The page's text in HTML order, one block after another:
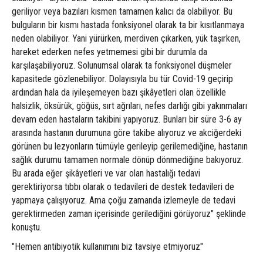
geriliyor veya bazıları kısmen tamamen kalıcı da olabiliyor. Bu
bulguların bir kısmı hastada fonksiyonel olarak ta bir kısıtlanmaya
neden olabiliyor. Yani yürürken, merdiven çıkarken, yük taşırken,
hareket ederken nefes yetmemesi gibi bir durumla da
karşılaşabiliyoruz. Solunumsal olarak ta fonksiyonel düşmeler
kapasitede gözlenebiliyor. Dolayısıyla bu tür Covid-19 geçirip
ardından hala da iyileşemeyen bazı şikâyetleri olan özellikle
halsizlik, öksürük, göğüs, sırt ağrıları, nefes darlığı gibi yakınmaları
devam eden hastaların takibini yapıyoruz. Bunları bir süre 3-6 ay
arasında hastanın durumuna göre takibe alıyoruz ve akciğerdeki
görünen bu lezyonların tümüyle gerileyip gerilemediğine, hastanın
sağlık durumu tamamen normale dönüp dönmediğine bakıyoruz.
Bu arada eğer şikâyetleri ve var olan hastalığı tedavi
gerektiriyorsa tıbbı olarak o tedavileri de destek tedavileri de
yapmaya çalışıyoruz. Ama çoğu zamanda izlemeyle de tedavi
gerektirmeden zaman içerisinde gerilediğini görüyoruz" şeklinde
konuştu.
"Hemen antibiyotik kullanımını biz tavsiye etmiyoruz"